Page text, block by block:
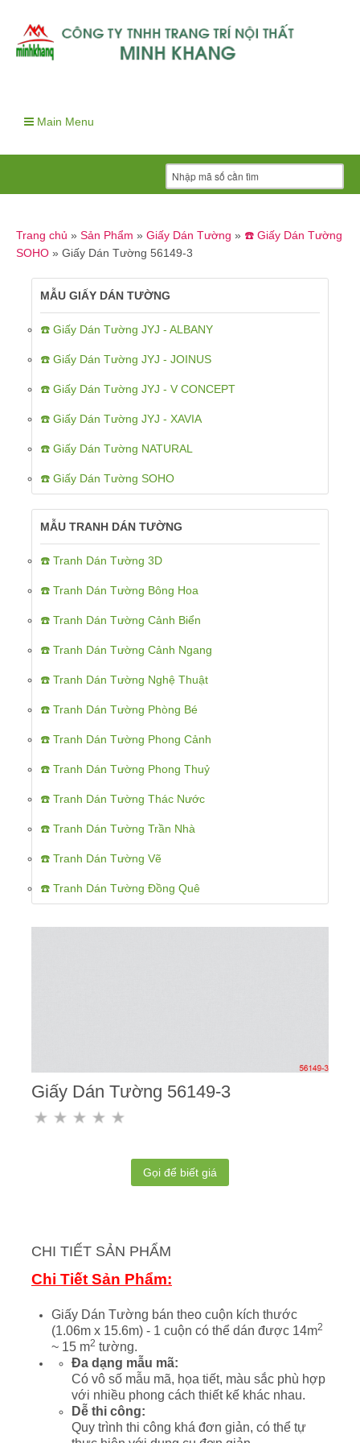
Main Menu
Trang chủ » Sản Phẩm » Giấy Dán Tường » ☎️ Giấy Dán Tường
SOHO » Giấy Dán Tường 56149-3
MẪU GIẤY DÁN TƯỜNG
☎️ Giấy Dán Tường JYJ - ALBANY
☎️ Giấy Dán Tường JYJ - JOINUS
☎️ Giấy Dán Tường JYJ - V CONCEPT
☎️ Giấy Dán Tường JYJ - XAVIA
☎️ Giấy Dán Tường NATURAL
☎️ Giấy Dán Tường SOHO
MẪU TRANH DÁN TƯỜNG
☎️ Tranh Dán Tường 3D
☎️ Tranh Dán Tường Bông Hoa
☎️ Tranh Dán Tường Cảnh Biển
☎️ Tranh Dán Tường Cảnh Ngang
☎️ Tranh Dán Tường Nghệ Thuật
☎️ Tranh Dán Tường Phòng Bé
☎️ Tranh Dán Tường Phong Cảnh
☎️ Tranh Dán Tường Phong Thuỷ
☎️ Tranh Dán Tường Thác Nước
☎️ Tranh Dán Tường Trần Nhà
☎️ Tranh Dán Tường Vẽ
☎️ Tranh Dán Tường Đồng Quê
Giấy Dán Tường 56149-3
Gọi để biết giá
CHI TIẾT SẢN PHẨM
Chi Tiết Sản Phẩm:
Giấy Dán Tường bán theo cuộn kích thước
(1.06m x 15.6m) - 1 cuộn có thể dán được 14m2
~ 15 m2 tường.
Đa dạng mẫu mã:
Có vô số mẫu mã, họa tiết, màu sắc phù hợp
với nhiều phong cách thiết kế khác nhau.
Dễ thi công:
Quy trình thi công khá đơn giản, có thể tự